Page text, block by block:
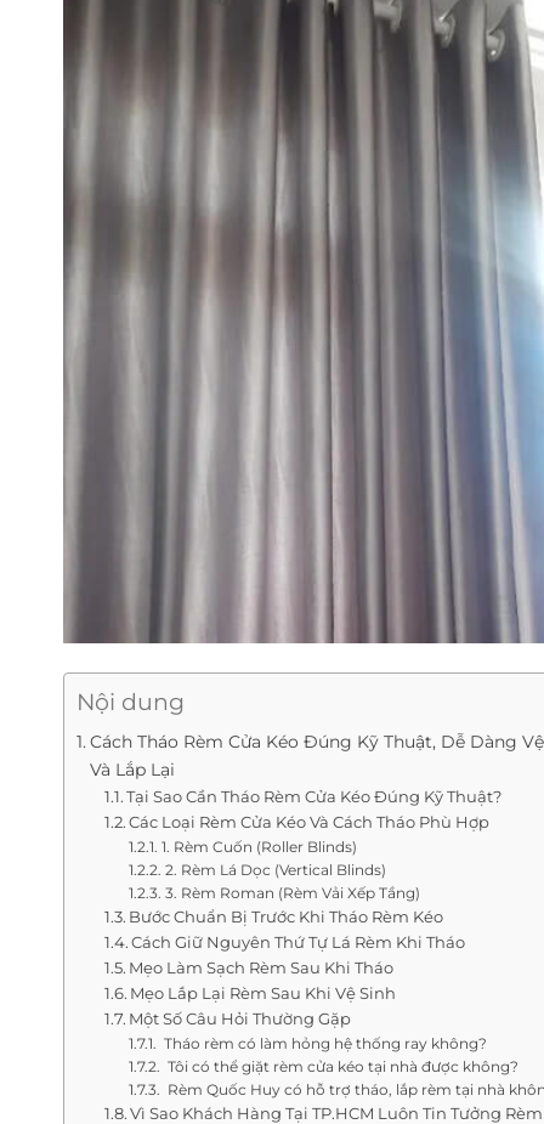
Nội dung
Cách Tháo Rèm Cửa Kéo Đúng Kỹ Thuật, Dễ Dàng
Và Lắp Lại
Tại Sao Cần Tháo Rèm Cửa Kéo Đúng Kỹ Thuật?
Các Loại Rèm Cửa Kéo Và Cách Tháo Phù Hợp
1. Rèm Cuốn (Roller Blinds)
2. Rèm Lá Dọc (Vertical Blinds)
3. Rèm Roman (Rèm Vải Xếp Tầng)
Bước Chuẩn Bị Trước Khi Tháo Rèm Kéo
Cách Giữ Nguyên Thứ Tự Lá Rèm Khi Tháo
Mẹo Làm Sạch Rèm Sau Khi Tháo
Mẹo Lắp Lại Rèm Sau Khi Vệ Sinh
Một Số Câu Hỏi Thường Gặp
Tháo rèm có làm hỏng hệ thống ray không?
Tôi có thể giặt rèm cửa kéo tại nhà được không?
Rèm Quốc Huy có hỗ trợ tháo, lắp rèm tại nhà
Vì Sao Khách Hàng Tại TP.HCM Luôn Tin Tưởng